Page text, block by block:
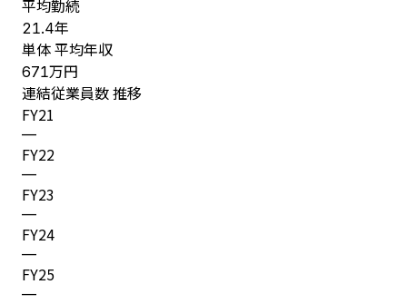
平均勤続
21.4年
単体 平均年収
671万円
連結従業員数 推移
FY21
—
FY22
—
FY23
—
FY24
—
FY25
—